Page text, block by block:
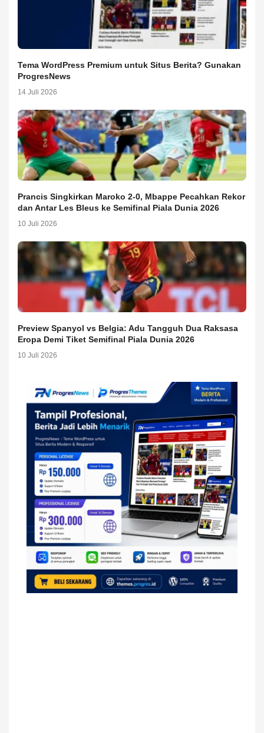
Tema WordPress Premium untuk Situs Berita? Gunakan
ProgresNews
14 Juli 2026
Prancis Singkirkan Maroko 2-0, Mbappe Pecahkan Rekor
dan Antar Les Bleus ke Semifinal Piala Dunia 2026
10 Juli 2026
Preview Spanyol vs Belgia: Adu Tangguh Dua Raksasa
Eropa Demi Tiket Semifinal Piala Dunia 2026
10 Juli 2026